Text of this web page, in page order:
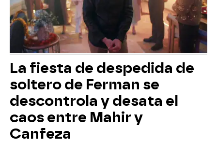
La fiesta de despedida de
soltero de Ferman se
descontrola y desata el
caos entre Mahir y
Canfeza